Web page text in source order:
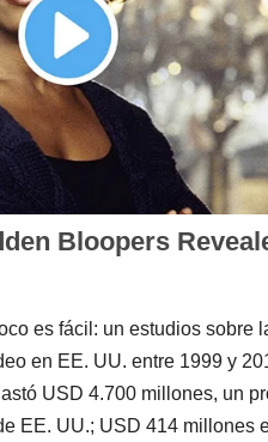
es fácil: un estudios sobre
en EE. UU. entre 1999 y
USD 4.700 millones, un
EE. UU.; USD 414 millones